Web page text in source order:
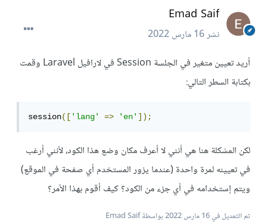
Emad Saif
نشر16 مارس 2022
أريد تعيين متغير في الجلسة Session في لارافيل Laravel وقمت
بكتابة السطر التالي:
session(['lang' => 'en']);
لكن المشكلة هنا هي أنني لا أعرف مكان وضع هذا الكود، لأنني أرغب
في تعيينه لمرة واحدة (عندما يزور المستخدم أي صفحة في الموقع)
ويتم إستخدامه في أي جزء من الكود؟ كيف أقوم بهذا الأمر؟
تم التعديل في16 مارس 2022 بواسطة Emad Saif